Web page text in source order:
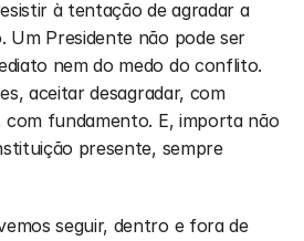
à tentação de agradar a
Um Presidente não pode ser
nem do medo do conflito.
aceitar desagradar, com
com fundamento. E, importa não
presente, sempre
seguir, dentro e fora de